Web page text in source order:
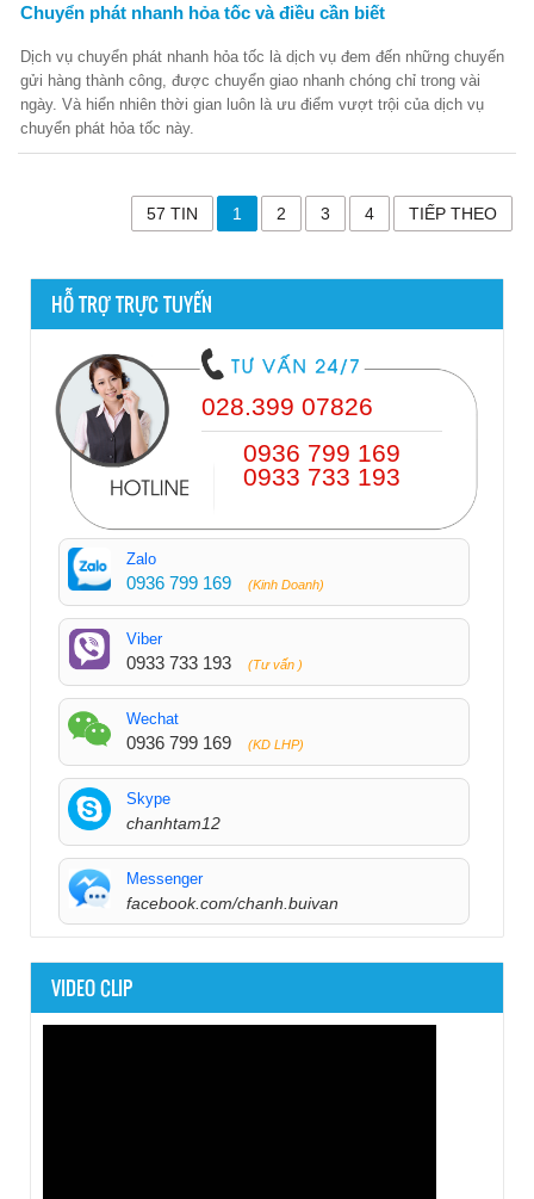
Chuyển phát nhanh hỏa tốc và điều cần biết
Dịch vụ chuyển phát nhanh hỏa tốc là dịch vụ đem đến những chuyến
gửi hàng thành công, được chuyển giao nhanh chóng chỉ trong vài
ngày. Và hiển nhiên thời gian luôn là ưu điểm vượt trội của dịch vụ
chuyển phát hỏa tốc này.
57 TIN 1 2 3 4 TIẾP THEO
HỖ TRỢ TRỰC TUYẾN
028.399 07826
0936 799 169
0933 733 193
Zalo
0936 799 169 (Kinh Doanh)
Viber
0933 733 193 (Tư vấn )
Wechat
0936 799 169 (KD LHP)
Skype
chanhtam12
Messenger
facebook.com/chanh.buivan
VIDEO CLIP